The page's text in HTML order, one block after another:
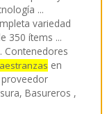
...
variedad
350 ítems ...
Contenedores
en
Basureros ,